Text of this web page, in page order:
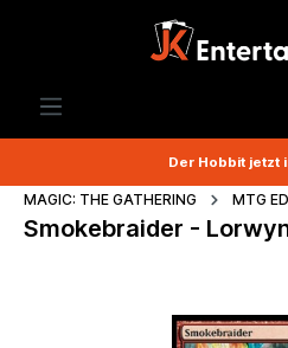
Der Hobbit jetzt
MAGIC: THE GATHERING MTG
Smokebraider -